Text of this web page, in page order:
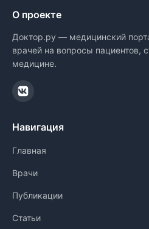
О проекте
Доктор.ру — медицинский
врачей на вопросы пациентов,
медицине.
Навигация
Главная
Врачи
Публикации
Статьи